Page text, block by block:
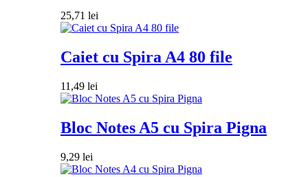
25,71 lei
Caiet cu Spira A4 80 file
11,49 lei
Bloc Notes A5 cu Spira Pigna
9,29 lei